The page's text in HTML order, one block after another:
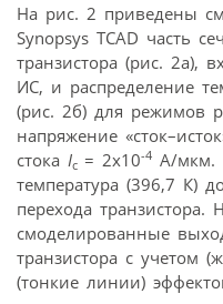
На рис. 2 приведены
Synopsys TCAD часть
транзистора (рис. 2a),
ИС, и распределение
(рис. 2б) для режимов
напряжение
стока Iс = 2х10-4 A/мкм.
температура (396,7 К)
перехода
смоделированные
транзистора с учетом
(тонкие линии)